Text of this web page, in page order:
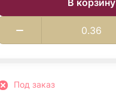
Под заказ